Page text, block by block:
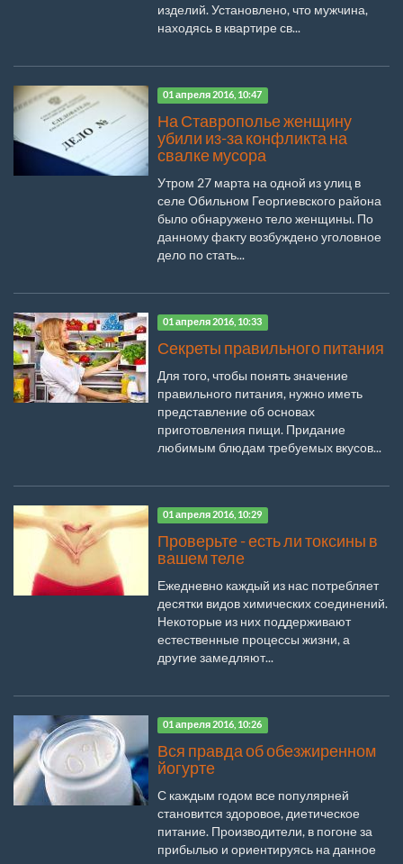
изделий. Установлено, что мужчина,
находясь в квартире св...
01 апреля 2016, 10:47
На Ставрополье женщину
убили из-за конфликта на
свалке мусора
Утром 27 марта на одной из улиц в
селе Обильном Георгиевского района
было обнаружено тело женщины. По
данному факту возбуждено уголовное
дело по стать...
01 апреля 2016, 10:33
Секреты правильного питания
Для того, чтобы понять значение
правильного питания, нужно иметь
представление об основах
приготовления пищи. Придание
любимым блюдам требуемых вкусов...
01 апреля 2016, 10:29
Проверьте - есть ли токсины в
вашем теле
Ежедневно каждый из нас потребляет
десятки видов химических соединений.
Некоторые из них поддерживают
естественные процессы жизни, а
другие замедляют...
01 апреля 2016, 10:26
Вся правда об обезжиренном
йогурте
С каждым годом все популярней
становится здоровое, диетическое
питание. Производители, в погоне за
прибылью и ориентируясь на данное